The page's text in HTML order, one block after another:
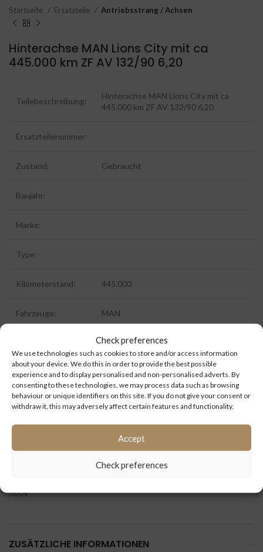
Check preferences
We use technologies such as cookies to store and/or access information
about your device. We do this in order to provide the best possible
experience and to display personalised and non-personalised adverts. By
consenting to these technologies, we may process data such as browsing
behaviour or unique identifiers on this site. If you do not give your consent or
withdraw it, this may adversely affect certain features and functionality.
Accept
Check preferences
Startseite Ersatzteile Antriebsstrang / Achsen
Hinterachse MAN Lions City mit ca
445.000 km ZF AV 132/90 6,20
Teilebeschreibung:
Hinterachse MAN Lions City mit ca
445.000 km ZF AV 132/90 6,20
Ersatzteilenummer:
Zustand: Gebraucht
Baujahr:
Marke:
Type:
Kilometerstand: 445.000
Fahrzeuge: MAN
Lions City
ID: 9330
Extra Information:
MAN
ZUSÄTZLICHE INFORMATIONEN